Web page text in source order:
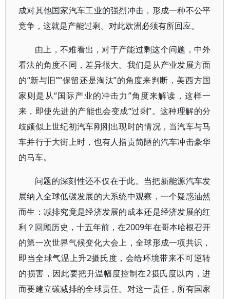
成对其他国家汽车工业的强烈冲击，形成一种不公平
竞争，这就是产能过剩。对此欧洲必须有所回应。
由上，不难看出，对于产能过剩这个问题，中外
看法的角度不同，差异很大。我们是从产业发展方面
的“新与旧”“保留还是淘汰”的角度来判断，美西方国
家则是从“国际产业的冲击力”角度来解读，这样一
来，即使先进的产能也会变成“过剩”。这种理解的分
歧颇似上世纪初汽车刚刚出现时的情况，当汽车与马
车并行于大街上时，也有人指责简陋的汽车冲击豪华
的马车。
问题的深刻性还不仅在于此。当把新能源汽车发
展纳入全球低碳发展的大系统中观察，一个疑惑油然
而生：减排究竟是经济发展的成本还是经济发展的红
利？回顾历史，十五年前，在2009年在哥本哈根召开
的第一次世界气候变化大会上，全球形成一项共识，
即当全球气温上升2摄氏度，会给环境带来不可逆转
的损害，因此要把升温幅度控制在2摄氏度以内，进
而要建立碳减排的全球责任。对这一责任，所有国家